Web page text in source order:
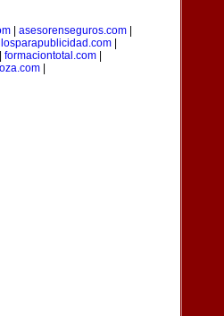
| asesorenseguros.com|
|
formaciontotal.com